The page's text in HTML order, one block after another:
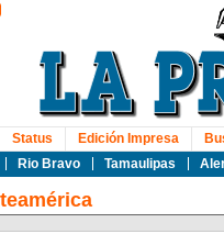
Rio Bravo Tamaulipas
Status Edición Impresa